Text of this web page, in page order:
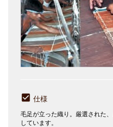
仕様
毛足が立った織り。厳選された
しています。